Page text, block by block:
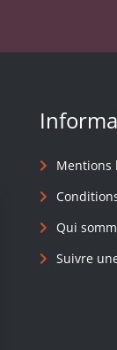
Mentions
Qui
Suivre